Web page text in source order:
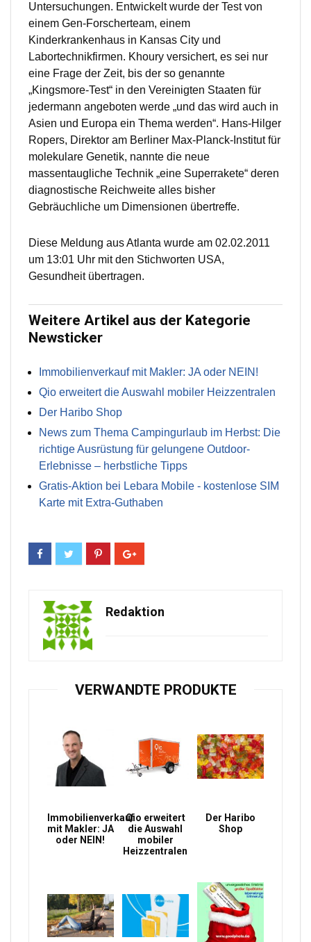
Untersuchungen. Entwickelt wurde der Test von
einem Gen-Forscherteam, einem
Kinderkrankenhaus in Kansas City und
Labortechnikfirmen. Khoury versichert, es sei nur
eine Frage der Zeit, bis der so genannte
„Kingsmore-Test“ in den Vereinigten Staaten für
jedermann angeboten werde „und das wird auch in
Asien und Europa ein Thema werden“. Hans-Hilger
Ropers, Direktor am Berliner Max-Planck-Institut für
molekulare Genetik, nannte die neue
massentaugliche Technik „eine Superrakete“ deren
diagnostische Reichweite alles bisher
Gebräuchliche um Dimensionen übertreffe.
Diese Meldung aus Atlanta wurde am 02.02.2011
um 13:01 Uhr mit den Stichworten USA,
Gesundheit übertragen.
Weitere Artikel aus der Kategorie
Newsticker
Immobilienverkauf mit Makler: JA oder NEIN!
Qio erweitert die Auswahl mobiler Heizzentralen
Der Haribo Shop
News zum Thema Campingurlaub im Herbst: Die
richtige Ausrüstung für gelungene Outdoor-
Erlebnisse – herbstliche Tipps
Gratis-Aktion bei Lebara Mobile - kostenlose SIM
Karte mit Extra-Guthaben
Redaktion
VERWANDTE PRODUKTE
Immobilienverkauf
mit Makler: JA
oder NEIN!
Qio erweitert
die Auswahl
mobiler
Heizzentralen
Der Haribo
Shop